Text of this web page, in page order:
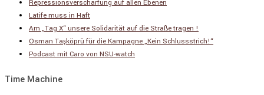
Repressionsverschärfung auf allen Ebenen
Latife muss in Haft
Am „Tag X“ unsere Solidarität auf die Straße tragen !
Osman Taşköprü für die Kampagne „Kein Schlussstrich!“
Podcast mit Caro von NSU-watch
Time Machine